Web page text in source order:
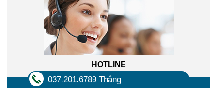
HOTLINE
037.201.6789 Thắng